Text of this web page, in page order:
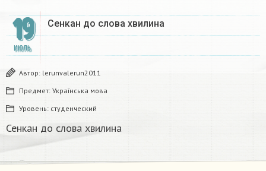
19
ИЮЛЬ
Сенкан до слова хвилина
Автор: lerunvalerun2011
Предмет: Українська мова
Уровень: студенческий
Сенкан до слова хвилина